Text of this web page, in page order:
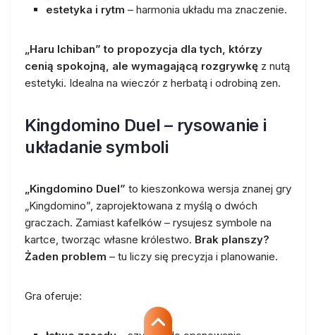
estetyka i rytm – harmonia układu ma znaczenie.
„Haru Ichiban” to propozycja dla tych, którzy
cenią spokojną, ale wymagającą rozgrywkę z nutą
estetyki. Idealna na wieczór z herbatą i odrobiną zen.
Kingdomino Duel – rysowanie i
układanie symboli
„Kingdomino Duel” to kieszonkowa wersja znanej gry
„Kingdomino”, zaprojektowana z myślą o dwóch
graczach. Zamiast kafelków – rysujesz symbole na
kartce, tworząc własne królestwo. Brak planszy?
Żaden problem – tu liczy się precyzja i planowanie.
Gra oferuje: